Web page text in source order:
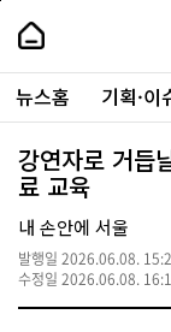
본
로
가
내
손
안
에
서
울
-
서
울
시
대
표
소
통
포
주
요
서
뉴스홈 기획·이
강연자로 거듭
료 교육
내 손안에 서울
발행일 2026.06.08.
수정일 2026.06.08.
페
상
단
로